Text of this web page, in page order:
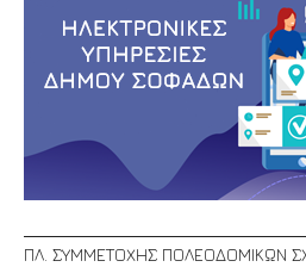
ΠΛ. ΣΥΜΜΕΤΟΧΗΣ ΠΟΛΕΟΔΟΜΙΚΩΝ